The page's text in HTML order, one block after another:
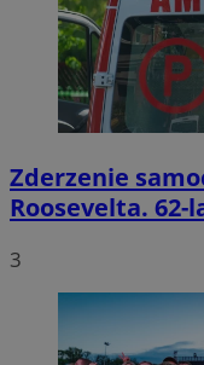
Zderzenie
Roosevelta.
3